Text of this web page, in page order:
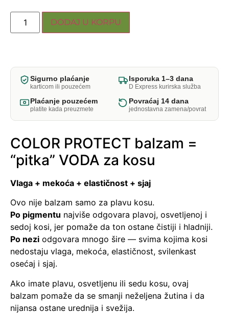
DODAJ U KORPU
Sigurno plaćanje
karticom ili pouzećem
Isporuka 1–3 dana
D Express kurirska služba
Plaćanje pouzećem
platite kada preuzmete
Povraćaj 14 dana
jednostavna zamena/povrat
COLOR PROTECT balzam =
“pitka” VODA za kosu
Vlaga + mekoća + elastičnost + sjaj
Ovo nije balzam samo za plavu kosu.
Po pigmentu najviše odgovara plavoj, osvetljenoj i
sedoj kosi, jer pomaže da ton ostane čistiji i hladniji.
Po nezi odgovara mnogo šire — svima kojima kosi
nedostaju vlaga, mekoća, elastičnost, svilenkast
osećaj i sjaj.
Ako imate plavu, osvetljenu ili sedu kosu, ovaj
balzam pomaže da se smanji neželjena žutina i da
nijansa ostane urednija i svežija.